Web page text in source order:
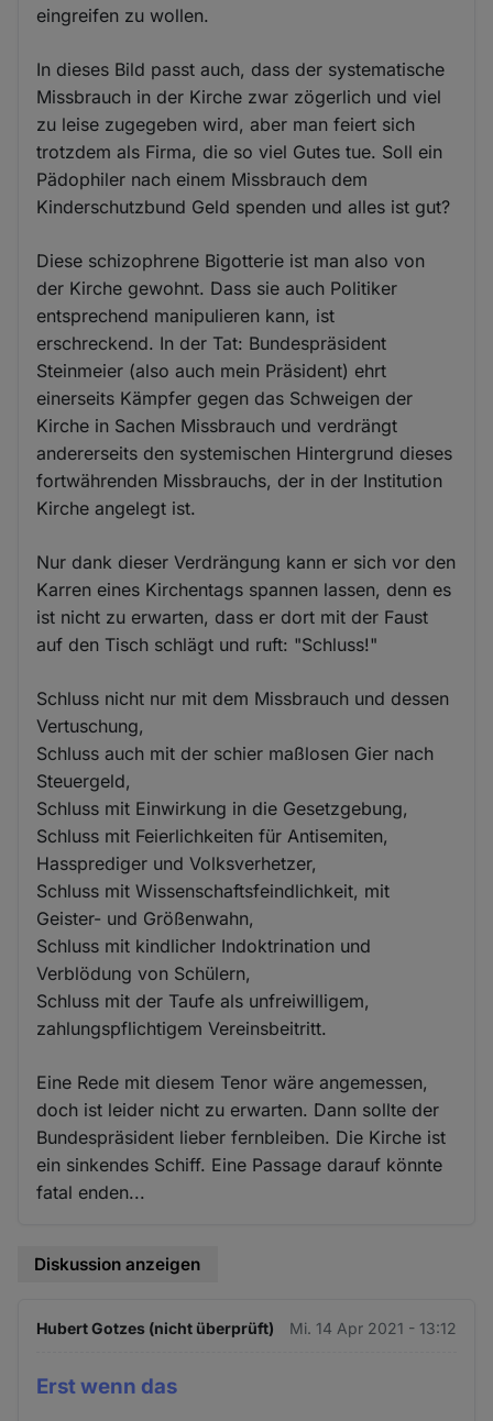
eingreifen zu wollen.
In dieses Bild passt auch, dass der systematische
Missbrauch in der Kirche zwar zögerlich und viel
zu leise zugegeben wird, aber man feiert sich
trotzdem als Firma, die so viel Gutes tue. Soll ein
Pädophiler nach einem Missbrauch dem
Kinderschutzbund Geld spenden und alles ist gut?
Diese schizophrene Bigotterie ist man also von
der Kirche gewohnt. Dass sie auch Politiker
entsprechend manipulieren kann, ist
erschreckend. In der Tat: Bundespräsident
Steinmeier (also auch mein Präsident) ehrt
einerseits Kämpfer gegen das Schweigen der
Kirche in Sachen Missbrauch und verdrängt
andererseits den systemischen Hintergrund dieses
fortwährenden Missbrauchs, der in der Institution
Kirche angelegt ist.
Nur dank dieser Verdrängung kann er sich vor den
Karren eines Kirchentags spannen lassen, denn es
ist nicht zu erwarten, dass er dort mit der Faust
auf den Tisch schlägt und ruft: "Schluss!"
Schluss nicht nur mit dem Missbrauch und dessen
Vertuschung,
Schluss auch mit der schier maßlosen Gier nach
Steuergeld,
Schluss mit Einwirkung in die Gesetzgebung,
Schluss mit Feierlichkeiten für Antisemiten,
Hassprediger und Volksverhetzer,
Schluss mit Wissenschaftsfeindlichkeit, mit
Geister- und Größenwahn,
Schluss mit kindlicher Indoktrination und
Verblödung von Schülern,
Schluss mit der Taufe als unfreiwilligem,
zahlungspflichtigem Vereinsbeitritt.
Eine Rede mit diesem Tenor wäre angemessen,
doch ist leider nicht zu erwarten. Dann sollte der
Bundespräsident lieber fernbleiben. Die Kirche ist
ein sinkendes Schiff. Eine Passage darauf könnte
fatal enden...
Diskussion anzeigen
Hubert Gotzes (nicht überprüft) Mi. 14 Apr 2021 - 13:12
Erst wenn das